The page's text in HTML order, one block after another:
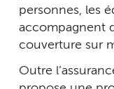
personnes, les
accompagnent
couverture sur
Outre